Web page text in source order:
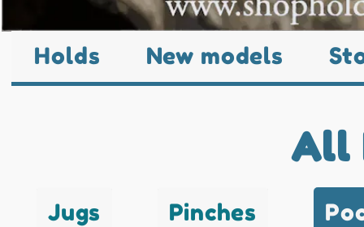
Holds New models
Jugs Pinches
All